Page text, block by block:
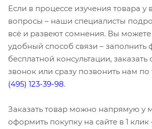
Если в процессе изучения товара у
вопросы – наши специалисты
всё и развеют сомнения. Вы
удобный способ связи – заполнить
бесплатной консультации,
звонок или сразу позвонить нам по
(495) 123-39-98.
Заказать товар можно напрямую у
оформить покупку на сайте в 1 клик